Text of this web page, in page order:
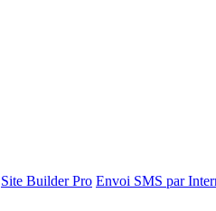
Site Builder Pro Envoi SMS par